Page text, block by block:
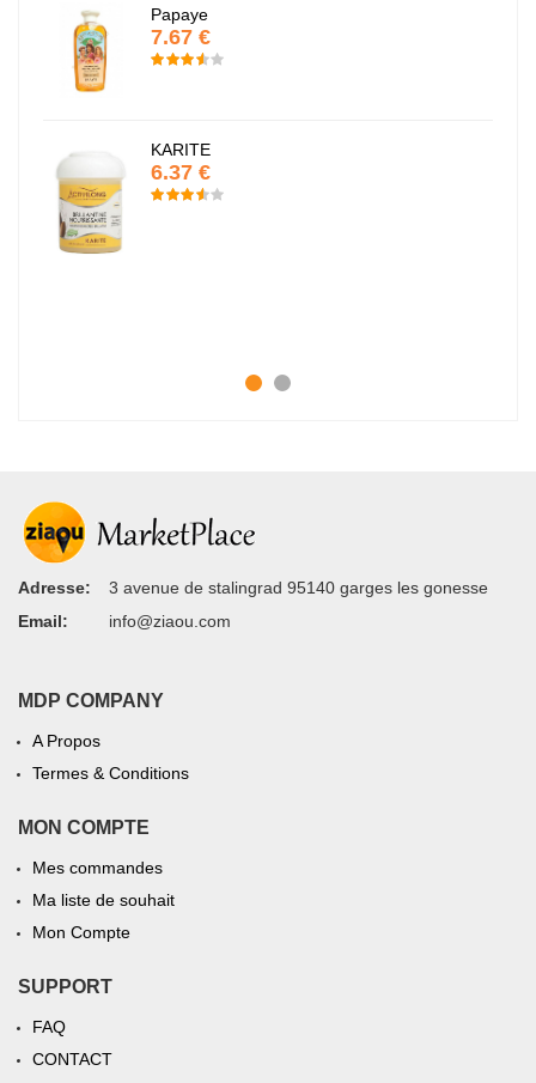
Papaye
7.67 €
KARITE
6.37 €
Adresse:
3 avenue de stalingrad 95140 garges les gonesse
Email:
info@ziaou.com
MDP COMPANY
A Propos
Termes & Conditions
MON COMPTE
Mes commandes
Ma liste de souhait
Mon Compte
SUPPORT
FAQ
CONTACT